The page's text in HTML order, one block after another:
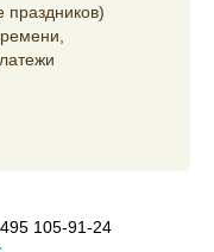
праздников)
105-91-24